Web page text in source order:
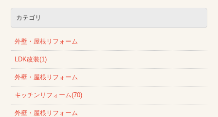
カテゴリ
外壁・屋根リフォーム
LDK改装(1)
外壁・屋根リフォーム
キッチンリフォーム(70)
外壁・屋根リフォーム